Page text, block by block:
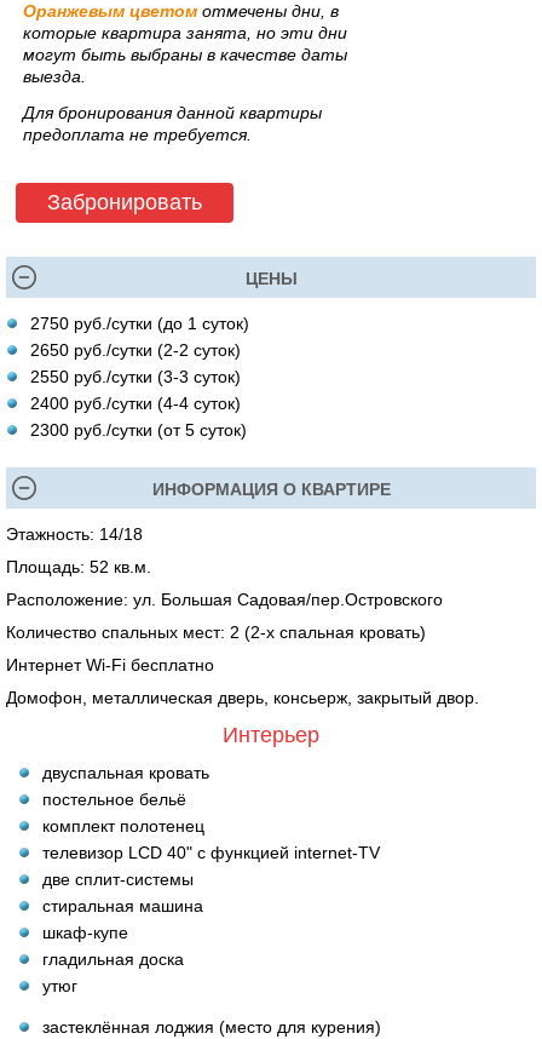
Оранжевым цветом отмечены дни, в
которые квартира занята, но эти дни
могут быть выбраны в качестве даты
выезда.
Для бронирования данной квартиры
предоплата не требуется.
Забронировать
ЦЕНЫ
2750 руб./сутки (до 1 суток)
2650 руб./сутки (2-2 суток)
2550 руб./сутки (3-3 суток)
2400 руб./сутки (4-4 суток)
2300 руб./сутки (от 5 суток)
ИНФОРМАЦИЯ О КВАРТИРЕ
Этажность: 14/18
Площадь: 52 кв.м.
Расположение: ул. Большая Садовая/пер.Островского
Количество спальных мест: 2 (2-х спальная кровать)
Интернет Wi-Fi бесплатно
Домофон, металлическая дверь, консьерж, закрытый двор.
Интерьер
двуспальная кровать
постельное бельё
комплект полотенец
телевизор LCD 40" c функцией internet-TV
две сплит-системы
стиральная машина
шкаф-купе
гладильная доска
утюг
застеклённая лоджия (место для курения)